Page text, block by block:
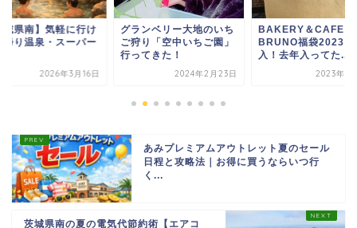
城県南】気軽に行け
帰り温泉・スーパー
2026年3月16日
グランベリー大地のいち
ご狩り「空中いちご園」
行ってきた！
2024年2月23日
BAKERY＆CAFE
BRUNO福袋2023も
入！去年入ってた...
2023年1
あみプレミアムアウトレット夏のセール
日程と攻略法｜お得に買うならいつ行
く...
茨城県南の夏の電気代節約術【エアコ